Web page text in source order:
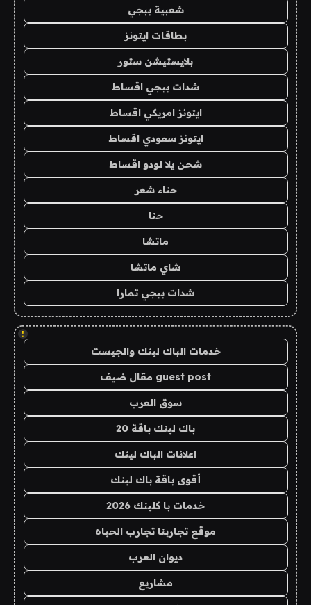
شعبية ببجي
بطاقات ايتونز
بلايستيشن ستور
شدات ببجي اقساط
ايتونز امريكي اقساط
ايتونز سعودي اقساط
شحن يلا لودو اقساط
حناء شعر
حنا
ماتشا
شاي ماتشا
شدات ببجي تمارا
!
خدمات الباك لينك والجيست
guest post مقال ضيف
سوق العرب
باك لينك باقة 20
اعلانات الباك لينك
أقوى باقة باك لينك
خدمات با كلينك 2026
موقع تجاربنا تجارب الحياه
ديوان العرب
مشاريع